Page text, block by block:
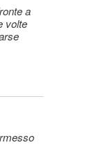
volte